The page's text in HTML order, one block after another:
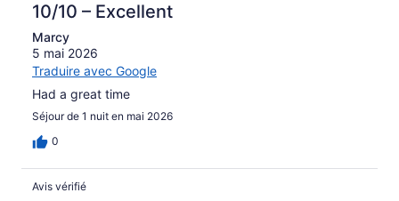
10/10 – Excellent
Marcy
5 mai 2026
Traduire avec Google
Had a great time
Séjour de 1 nuit en mai 2026
0
Avis vérifié